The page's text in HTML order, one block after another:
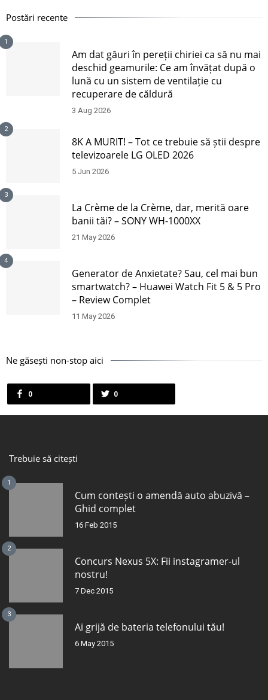
Postări recente
1
Am dat găuri în pereții chiriei ca să nu mai
deschid geamurile: Ce am învățat după o
lună cu un sistem de ventilație cu
recuperare de căldură
3 Aug 2026
2
8K A MURIT! – Tot ce trebuie să știi despre
televizoarele LG OLED 2026
5 Jun 2026
3
La Crème de la Crème, dar, merită oare
banii tăi? – SONY WH-1000XX
21 May 2026
4
Generator de Anxietate? Sau, cel mai bun
smartwatch? – Huawei Watch Fit 5 & 5 Pro
– Review Complet
11 May 2026
Ne găsești non-stop aici
0 0
Trebuie să citești
1
Cum contești o amendă auto abuzivă –
Ghid complet
16 Feb 2015
2
Concurs Nexus 5X: Fii instagramer-ul
nostru!
7 Dec 2015
3
Ai grijă de bateria telefonului tău!
6 May 2015